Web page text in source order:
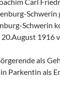
Schwerin
1916
als
Parkentin als